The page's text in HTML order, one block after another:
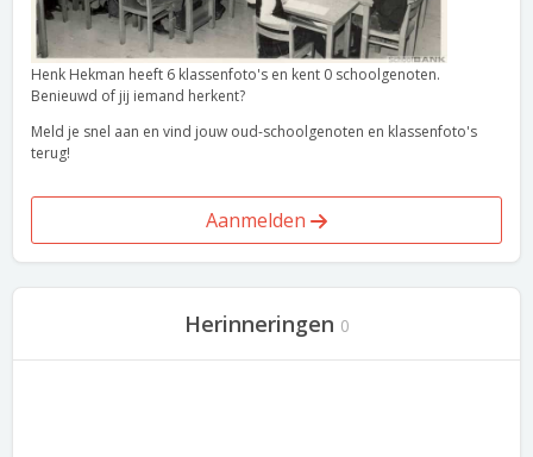
Henk Hekman heeft 6 klassenfoto's en kent 0 schoolgenoten.
Benieuwd of jij iemand herkent?
Meld je snel aan en vind jouw oud-schoolgenoten en klassenfoto's
terug!
Aanmelden
Herinneringen 0